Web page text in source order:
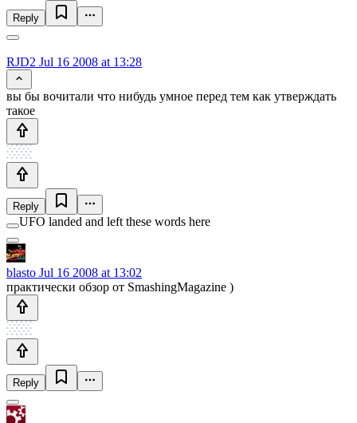
Reply
RJD2 Jul 16 2008 at 13:28
вы бы вочитали что нибудь умное перед тем как утверждать
такое
Reply
UFO landed and left these words here
blasto Jul 16 2008 at 13:02
практически обзор от SmashingMagazine )
Reply